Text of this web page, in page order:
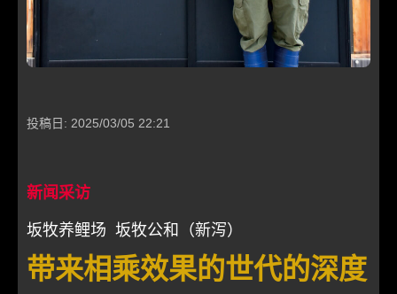
投稿日: 2025/03/05 22:21
新闻采访
坂牧养鲤场 坂牧公和（新泻）
带来相乘效果的世代的深度